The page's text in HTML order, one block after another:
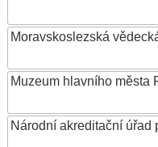
Moravskoslezská
Muzeum hlavního města
Národní akreditační úřad